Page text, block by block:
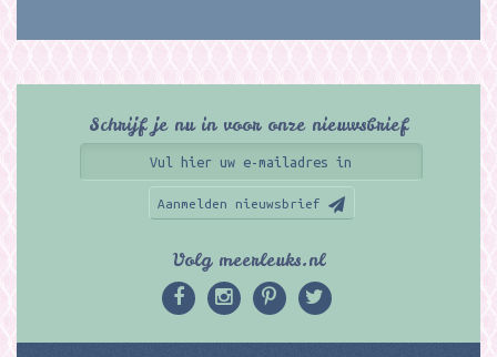
Schrijf je nu in voor onze nieuwsbrief
Aanmelden nieuwsbrief
Volg meerleuks.nl